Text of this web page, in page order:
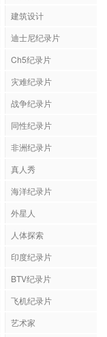
建筑设计
迪士尼纪录片
Ch5纪录片
灾难纪录片
战争纪录片
同性纪录片
非洲纪录片
真人秀
海洋纪录片
外星人
人体探索
印度纪录片
BTV纪录片
飞机纪录片
艺术家